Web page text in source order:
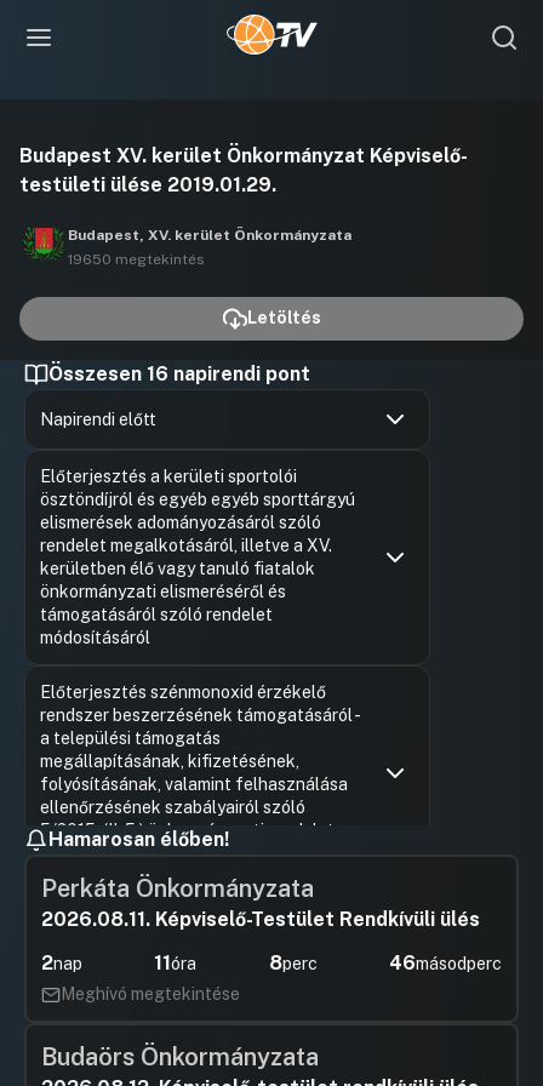
lejátszása
Budapest XV. kerület Önkormányzat Képviselő-
testületi ülése 2019.01.29.
Budapest, XV. kerület Önkormányzata
19650 megtekintés
Letöltés
Összesen 16 napirendi pont
Napirendi előtt
Előterjesztés a kerületi sportolói
ösztöndíjról és egyéb egyéb sporttárgyú
elismerések adományozásáról szóló
rendelet megalkotásáról, illetve a XV.
kerületben élő vagy tanuló fiatalok
önkormányzati elismeréséről és
támogatásáról szóló rendelet
módosításáról
Előterjesztés szénmonoxid érzékelő
rendszer beszerzésének támogatásáról -
a települési támogatás
megállapításának, kifizetésének,
folyósításának, valamint felhasználása
ellenőrzésének szabályairól szóló
5/2015. (II. 5.) önkormányzati rendelet
módosításáról
HozzászólásokUgrás a napirendi pontra
Előterjesztés szénmonoxid érzékelő rendszer
beszerzésének támogatásáról - a települési
támogatás megállapításának, kifizetésének,
folyósításának, valamint felhasználása
ellenőrzésének szabályairól szóló 5/2015. (II. 5.)
önkormányzati rendelet módosításáról
UGRÁS A NAPIREND ELEJÉRE
Hamarosan élőben!
Perkáta Önkormányzata
2026.08.11. Képviselő-Testület Rendkívüli ülés
2nap 11óra 8perc 45másodperc
Meghívó megtekintése
Budaörs Önkormányzata